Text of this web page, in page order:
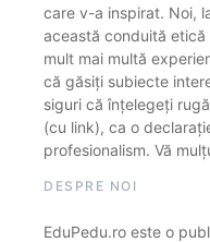
care v-a inspirat. Noi,
această conduită
mult mai multă
că găsiți subiecte
siguri că înțelegeți
(cu link), ca o
profesionalism. Vă
DESPRE NOI
EduPedu.ro este o